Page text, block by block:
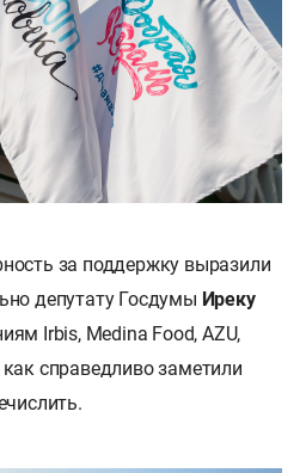
за поддержку выразили
депутату Госдумы Иреку
Irbis, Medina Food, AZU,
как справедливо заметили